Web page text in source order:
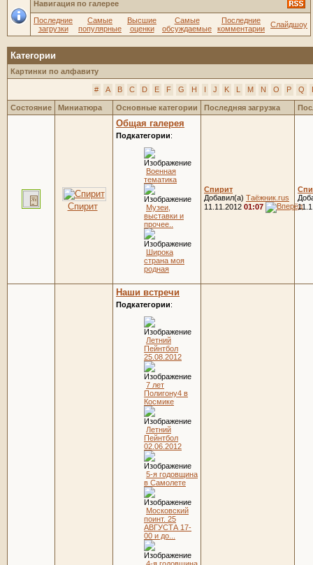
Навигация по галерее
Последние
загрузки
Самые
популярные
Высшие
оценки
Самые
обсуждаемые
Последние
комментарии
Слайдшоу
Категории
Картинки по алфавиту
# A B C D E F G H I J K L M N O P Q
Состояние Миниатюра Основные категории Последняя загрузка
Спирит
Общая галерея
Подкатегории:
Военная
тематика
Музеи,
выставки и
прочее..
Широка
страна моя
родная
Спирит
Добавил(а) Таёжник.rus
11.11.2012 01:07
Наши встречи
Подкатегории:
Летний
Пейнтбол
25.08.2012
7 лет
Полигону4 в
Космике
Летний
Пейнтбол
02.06.2012
5-я годовщина
в Самолете
Московский
поинт. 25
АВГУСТА 17-
00 и до...